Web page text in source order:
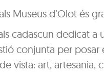
Museus d’Olot és
cadascun dedicat
conjunta per posar
vista: art, artesania,